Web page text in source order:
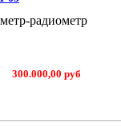
радиометр
300.000,00 руб